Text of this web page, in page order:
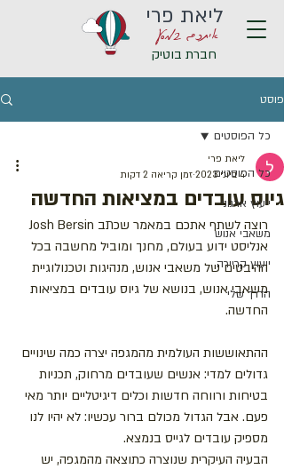
איתכם במסע
ליאת פרי
חברת בוטיק
פוסט
כל הפוסטים
ייעוץ ארגוני
משאבי אנוש
ייעוץ קריירה
הדרך שלי
כל הפוסטים
גיוס עובדים במציאות החדשה
ליאת פרי
4 ביוני 2023
זמן קריאה 2 דקות
אנליסט ידוע בעולם, מחנך ומוביל מחשבה בכל
ההיבטים של משאבי אנוש, מנהיגות וטכנולוגיית
משאבי אנוש, בנושא של גיוס עובדים במציאות
החדשה.
ההתאוששות העולמית מהמגפה יצרה כמה שינויים
גדולים למדי: אנשים שעובדים מרחוק, תכניות
בטיחות ורווחה חדשות וכלים דיגיטליים יותר מאי
פעם. אבל הגדול מכולם ברור עכשיו: לא יהיו לנו
מספיק עובדים לגייס בנמצא.
הבעיה העיקרית שנוצרה כתוצאה מהמגפה, יש